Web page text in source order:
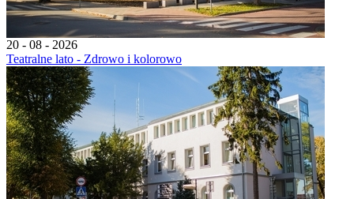
20 - 08 - 2026
Teatralne lato - Zdrowo i kolorowo